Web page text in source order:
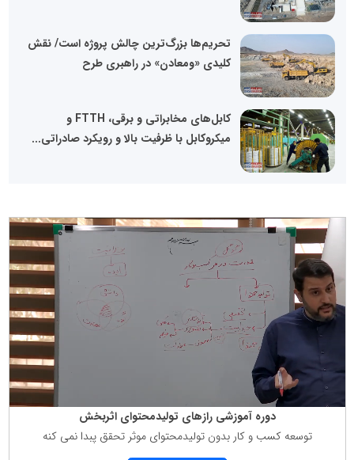
تحریم‌ها بزرگ‌ترین چالش پروژه است/ نقش
کلیدی «ومعادن» در راهبری طرح
کابل‌های مخابراتی و برقی، FTTH و
میکروکابل با ظرفیت بالا و رویکرد صادراتی...
دوره آموزشی رازهای تولیدمحتوای اثربخش
توسعه كسب و كار بدون تولیدمحتوای موثر تحقق پبدا نمی كنه